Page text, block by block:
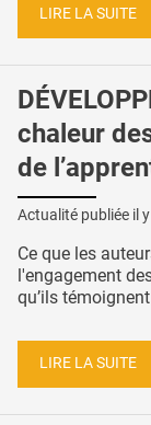
LIRE LA SUITE
chaleur
de
Actualité publiée il
Ce que les
l'engagement
qu’ils
LIRE LA SUITE